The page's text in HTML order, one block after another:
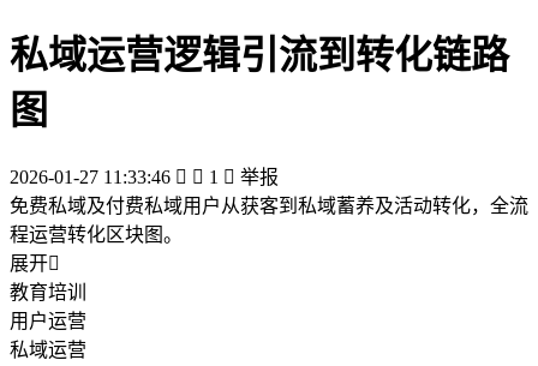
私域运营逻辑引流到转化链路
图
2026-01-27 11:33:46   1  举报
免费私域及付费私域用户从获客到私域蓄养及活动转化，全流
程运营转化区块图。
展开
教育培训
用户运营
私域运营